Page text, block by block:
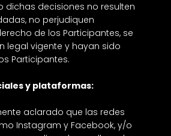
dichas decisiones no resulten
no perjudiquen
de los Participantes, se
legal vigente y hayan sido
Participantes.
y plataformas:
aclarado que las redes
Instagram y Facebook, y/o